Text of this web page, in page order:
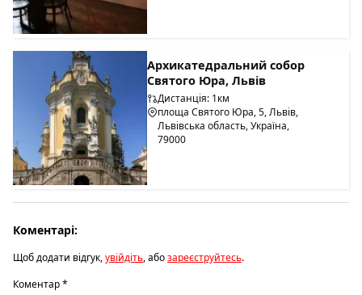
Архикатедральний собор
Святого Юра, Львів
Дистанція: 1км
площа Святого Юра, 5, Львів,
Львівська область, Україна,
79000
Коментарі:
Щоб додати відгук,увійдіть, абозареєструйтесь.
Коментар*